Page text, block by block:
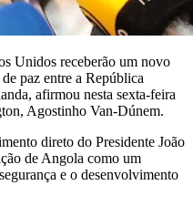
Unidos receberão um novo
paz entre a República
afirmou nesta sexta-feira
Agostinho Van-Dúnem.
direto do Presidente João
de Angola como um
e o desenvolvimento